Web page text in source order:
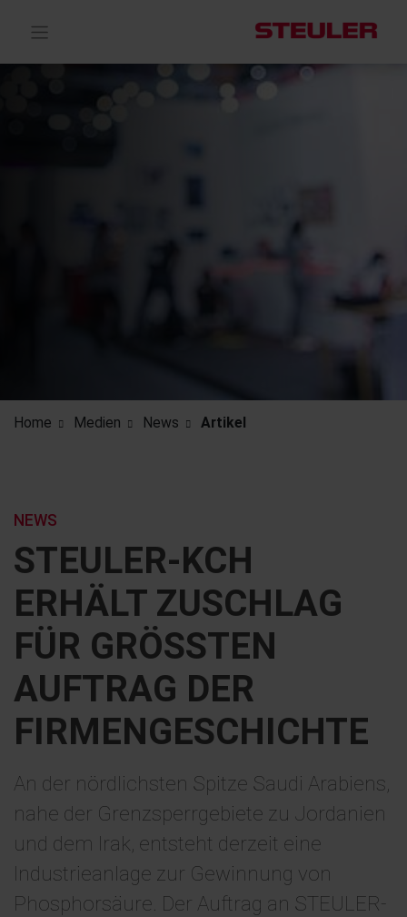
Home Medien News Artikel
STEULER-KCH
ERHÄLT ZUSCHLAG
FÜR GRÖSSTEN A
UFTRAG DER F
IRMENGESCHICHTE
NEWS
An der nördlichsten Spitze Saudi Arabiens,
nahe der Grenzsperrgebiete zu Jordanien
und dem Irak, entsteht derzeit eine
Industrieanlage zur Gewinnung von
Phosphorsäure. Der Auftrag an STEULER-